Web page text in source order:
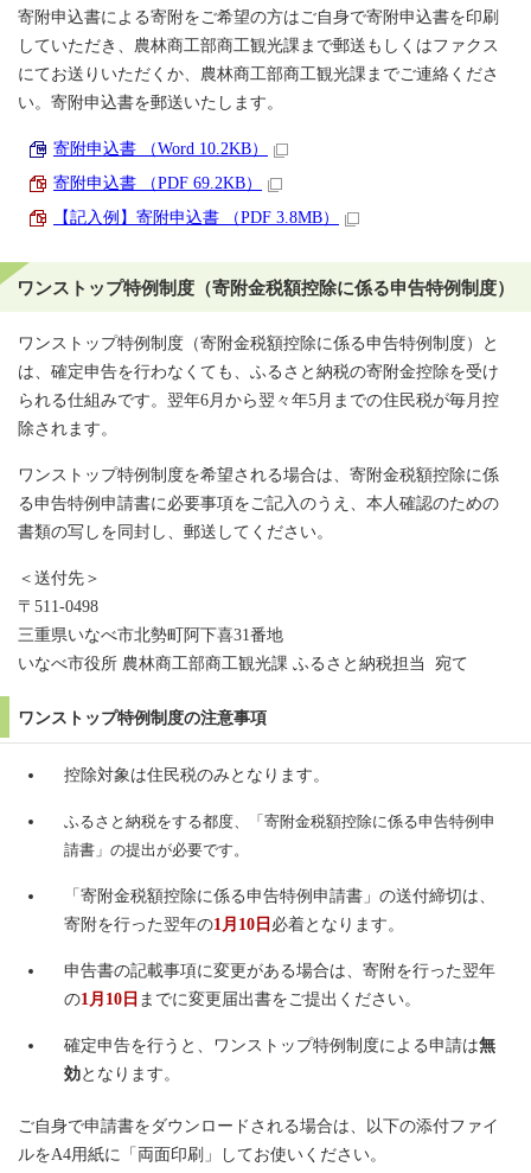
寄附申込書による寄附をご希望の方はご自身で寄附申込書を印刷
していただき、農林商工部商工観光課まで郵送もしくはファクス
にてお送りいただくか、農林商工部商工観光課までご連絡くださ
い。寄附申込書を郵送いたします。
寄附申込書 （Word 10.2KB）
寄附申込書 （PDF 69.2KB）
【記入例】寄附申込書 （PDF 3.8MB）
ワンストップ特例制度（寄附金税額控除に係る申告特例制度）
ワンストップ特例制度（寄附金税額控除に係る申告特例制度）と
は、確定申告を行わなくても、ふるさと納税の寄附金控除を受け
られる仕組みです。翌年6月から翌々年5月までの住民税が毎月控
除されます。
ワンストップ特例制度を希望される場合は、寄附金税額控除に係
る申告特例申請書に必要事項をご記入のうえ、本人確認のための
書類の写しを同封し、郵送してください。
＜送付先＞
〒511-0498
三重県いなべ市北勢町阿下喜31番地
いなべ市役所 農林商工部商工観光課 ふるさと納税担当 宛て
ワンストップ特例制度の注意事項
控除対象は住民税のみとなります。
ふるさと納税をする都度、「寄附金税額控除に係る申告特例申
請書」の提出が必要です。
「寄附金税額控除に係る申告特例申請書」の送付締切は、
寄附を行った翌年の1月10日 必着となります。
申告書の記載事項に変更がある場合は、寄附を行った翌年
の1月10日 までに変更届出書をご提出ください。
確定申告を行うと、ワンストップ特例制度による申請は無
効となります。
ご自身で申請書をダウンロードされる場合は、以下の添付ファイ
ルをA4用紙に「両面印刷」してお使いください。